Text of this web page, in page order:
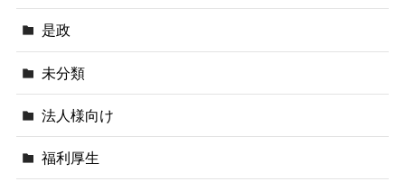
是政
未分類
法人様向け
福利厚生